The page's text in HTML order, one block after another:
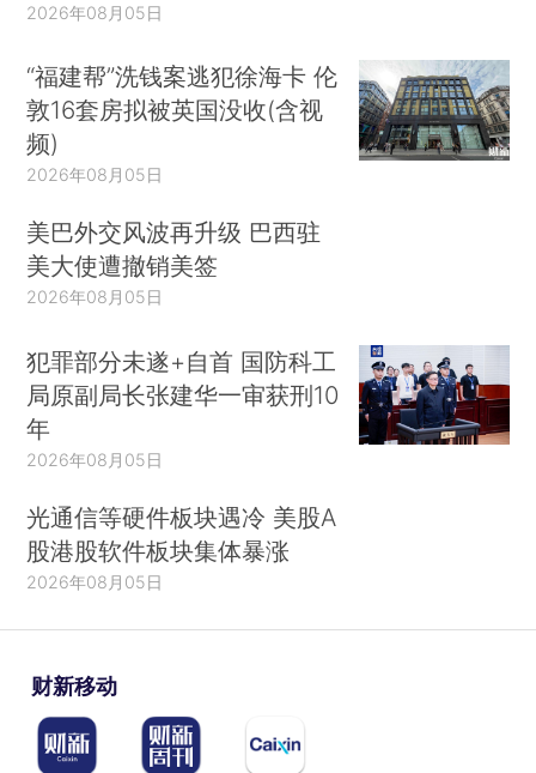
2026年08月05日
“福建帮”洗钱案逃犯徐海卡 伦
敦16套房拟被英国没收(含视
频)
2026年08月05日
美巴外交风波再升级 巴西驻
美大使遭撤销美签
2026年08月05日
犯罪部分未遂+自首 国防科工
局原副局长张建华一审获刑10
年
2026年08月05日
光通信等硬件板块遇冷 美股A
股港股软件板块集体暴涨
2026年08月05日
财新移动